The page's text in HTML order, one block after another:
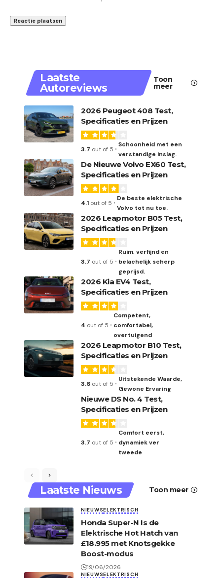
Laatste
Autoreviews
Toon
meer
2026 Peugeot 408 Test,
Specificaties en Prijzen
3.7 out of 5
Schoonheid met een
verstandige inslag.
De Nieuwe Volvo EX60 Test,
Specificaties en Prijzen
4.1 out of 5
De beste elektrische
Volvo tot nu toe.
2026 Leapmotor B05 Test,
Specificaties en Prijzen
3.7 out of 5
Ruim, verfijnd en
belachelijk scherp
geprijsd.
2026 Kia EV4 Test,
Specificaties en Prijzen
4 out of 5
Competent,
comfortabel,
overtuigend
2026 Leapmotor B10 Test,
Specificaties en Prijzen
3.6 out of 5
Uitstekende Waarde,
Gewone Ervaring
Nieuwe DS No. 4 Test,
Specificaties en Prijzen
3.7 out of 5
Comfort eerst,
dynamiek ver
tweede
Laatste Nieuws Toon meer
NIEUWSELEKTRISCH
Honda Super-N Is de
Elektrische Hot Hatch van
£18.995 met Knotsgekke
Boost-modus
19/06/2026
NIEUWSELEKTRISCH